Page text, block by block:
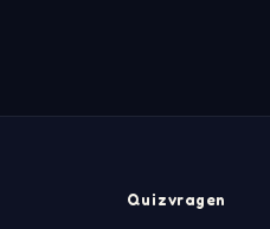
Quizvragen